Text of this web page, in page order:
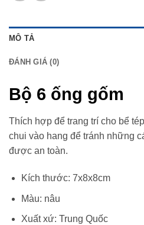
MÔ TẢ
ĐÁNH GIÁ (0)
Bộ 6 ống gốm
Thích hợp để trang trí cho bể
chui vào hang để tránh những
được an toàn.
Kích thước: 7x8x8cm
Màu: nâu
Xuất xứ: Trung Quốc